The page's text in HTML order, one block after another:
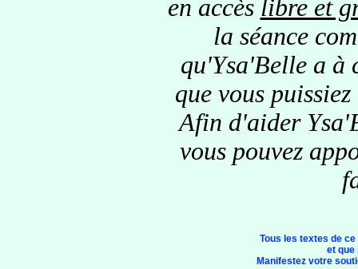
en accès libre et
la séance
qu'Ysa'Belle a à
que vous
Afin d'aider
vous pouvez
Tous les textes de
et
Manifestez votre